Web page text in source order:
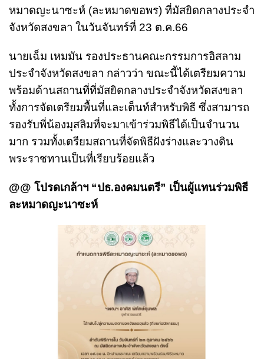
หมาดญะนาซะห์ (ละหมาดขอพร) ที่มัสยิดกลางประจำ
จังหวัดสงขลา ในวันจันทร์ที่ 23 ต.ค.66
นายเฉ็ม เหมมัน รองประธานคณะกรรมการอิสลาม
ประจำจังหวัดสงขลา กล่าวว่า ขณะนี้ได้เตรียมความ
พร้อมด้านสถานที่ที่มัสยิดกลางประจำจังหวัดสงขลา
ทั้งการจัดเตรียมพื้นที่และเต็นท์สำหรับพิธี ซึ่งสามารถ
รองรับพี่น้องมุสลิมที่จะมาเข้าร่วมพิธีได้เป็นจำนวน
มาก รวมทั้งเตรียมสถานที่จัดพิธีฝังร่างและวางดิน
พระราชทานเป็นที่เรียบร้อยแล้ว
@@ โปรดเกล้าฯ “ปธ.องคมนตรี” เป็นผู้แทนร่วมพิธี
ละหมาดญะนาซะห์